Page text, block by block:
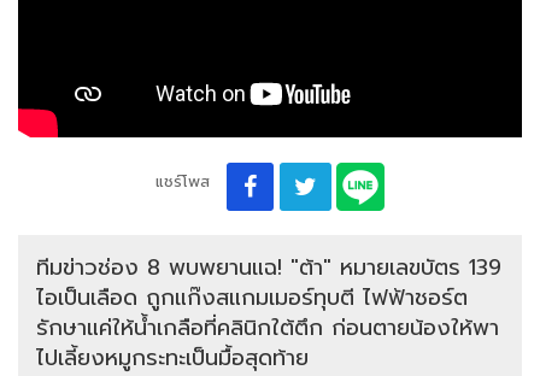
แชร์โพส
ทีมข่าวช่อง 8 พบพยานแฉ! "ต้า" หมายเลขบัตร 139
ไอเป็นเลือด ถูกแก๊งสแกมเมอร์ทุบตี ไฟฟ้าชอร์ต
รักษาแค่ให้น้ำเกลือที่คลินิกใต้ตึก ก่อนตายน้องให้พา
ไปเลี้ยงหมูกระทะเป็นมื้อสุดท้าย